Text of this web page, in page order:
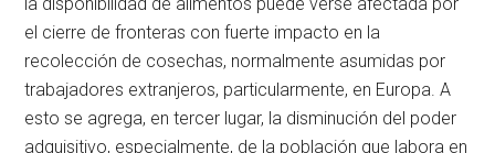
el cierre de fronteras con fuerte impacto en la
recolección de cosechas, normalmente asumidas por
trabajadores extranjeros, particularmente, en Europa. A
esto se agrega, en tercer lugar, la disminución del poder
adquisitivo, especialmente, de la población que labora en